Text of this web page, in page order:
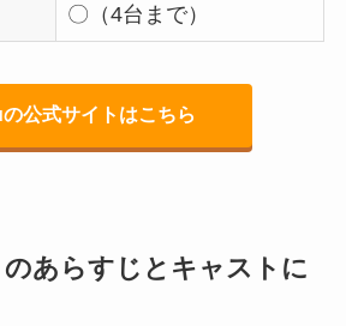
〇（4台まで）
公式サイトはこちら
のあらすじとキャストに